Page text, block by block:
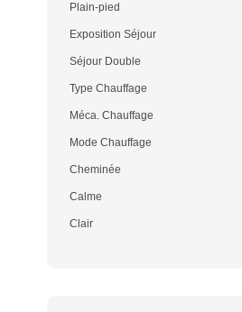
Plain-pied
Exposition Séjour
Séjour Double
Type Chauffage
Méca. Chauffage
Mode Chauffage
Cheminée
Calme
Clair